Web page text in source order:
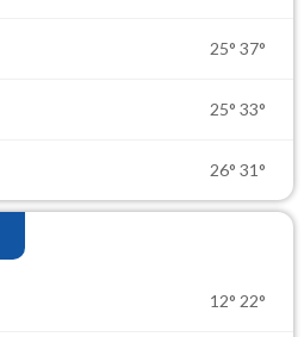
25° 37°
25° 33°
26° 31°
12° 22°